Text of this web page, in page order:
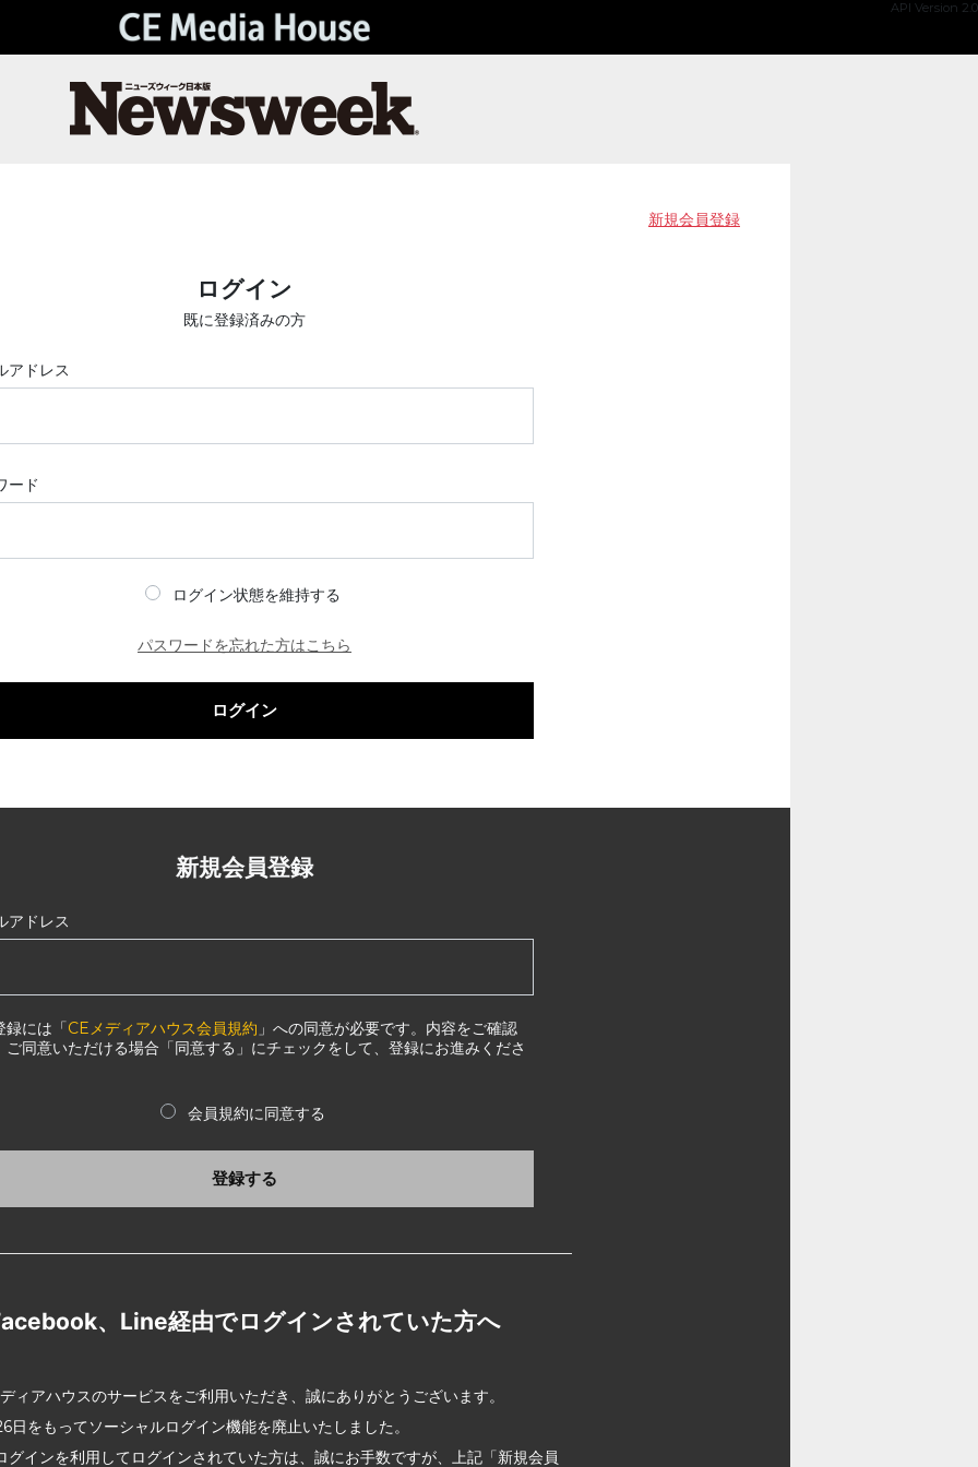
API Version 2.0
新規会員登録
ログイン
既に登録済みの方
アドレス
ード
ログイン状態を維持する
パスワードを忘れた方はこちら
ログイン
新規会員登録
アドレス
録には「CEメディアハウス会員規約 」への同意が必要です。内容をご確認
ご同意いただける場合「同意する」にチェックをして、登録にお進みくださ
会員規約に同意する
登録する
、Line経由でログインされていた方へ
ィアハウスのサービスをご利用いただき、誠にありがとうございます。
日をもってソーシャルログイン機能を廃止いたしました。
グインを利用してログインされていた方は、誠にお手数ですが、上記「新規会員